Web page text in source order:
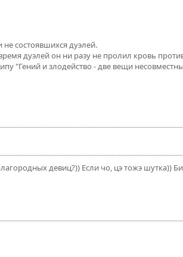
состоявшихся дуэлей.
дуэлей он ни разу не пролил кровь
"Гений и злодейство - две вещи
девиц?)) Если чо, цэ тожэ шутка))